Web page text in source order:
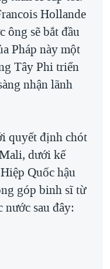
Hollande
ông sẽ bắt đầu
Pháp này một
Tây Phi triển
nhận lãnh
quyết định chót
dưới kế
Quốc hậu
góp binh sĩ từ
nước sau đây: